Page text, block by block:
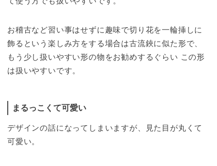
お稽古など習い事はせずに趣味で切り花を一輪挿しに
飾るという楽しみ方をする場合は古流鋏に似た形で、
もう少し扱いやすい形の物をお勧めするぐらい この形
は扱いやすいです。
まるっこくて可愛い
デザインの話になってしまいますが、見た目が丸くて
可愛い。